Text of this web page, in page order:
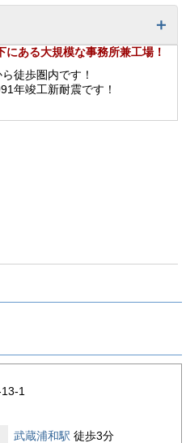
ある大規模な事務所兼工場！
徒歩圏内です！
年竣工新耐震です！
1
武蔵浦和駅 徒歩3分